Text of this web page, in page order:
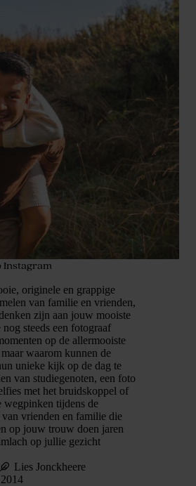
Instagram
originele en grappige
van familie en vrienden,
zijn aan jouw mooiste
steeds een fotograaf
op de allermooiste
waarom kunnen de
unieke kijk op de dag te
van studiegenoten, een foto
met het bruidskoppel of
wegpinken tijdens de
vrienden en familie die
op jouw trouw doen jaren
op jullie gezicht
Lies Jonckheere